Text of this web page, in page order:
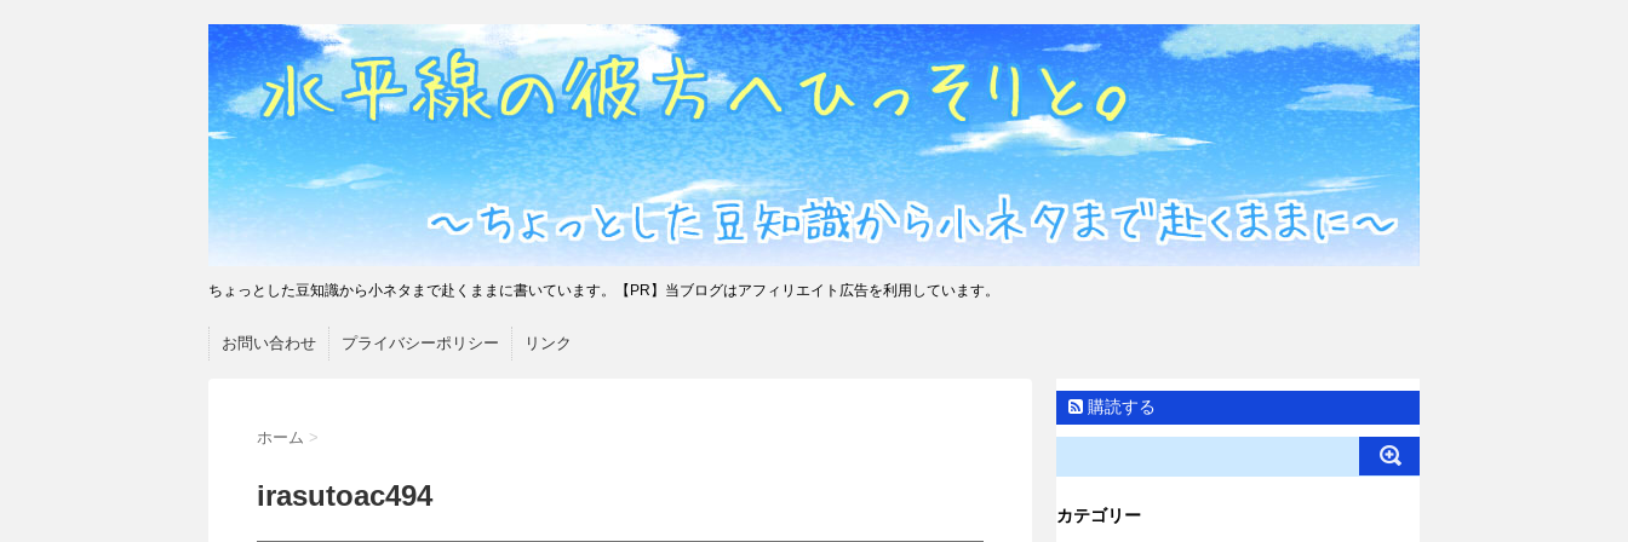
ちょっとした豆知識から小ネタまで赴くままに書いています。【PR】当ブログはアフィリエイト広告を利用しています。
お問い合わせ プライバシーポリシー リンク
ホーム >
irasutoac494
購読する
カテゴリー